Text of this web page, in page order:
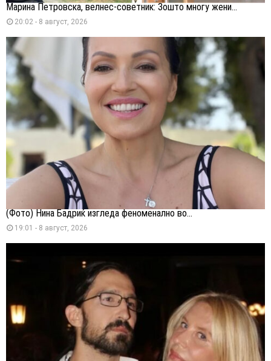
Марина Петровска, велнес-советник: Зошто многу жени...
20:02 - 8 август, 2026
(Фото) Нина Бадриќ изгледа феноменално во...
19:01 - 8 август, 2026